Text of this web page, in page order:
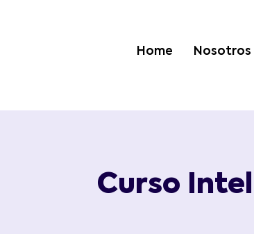
Home Nosotros
Curso